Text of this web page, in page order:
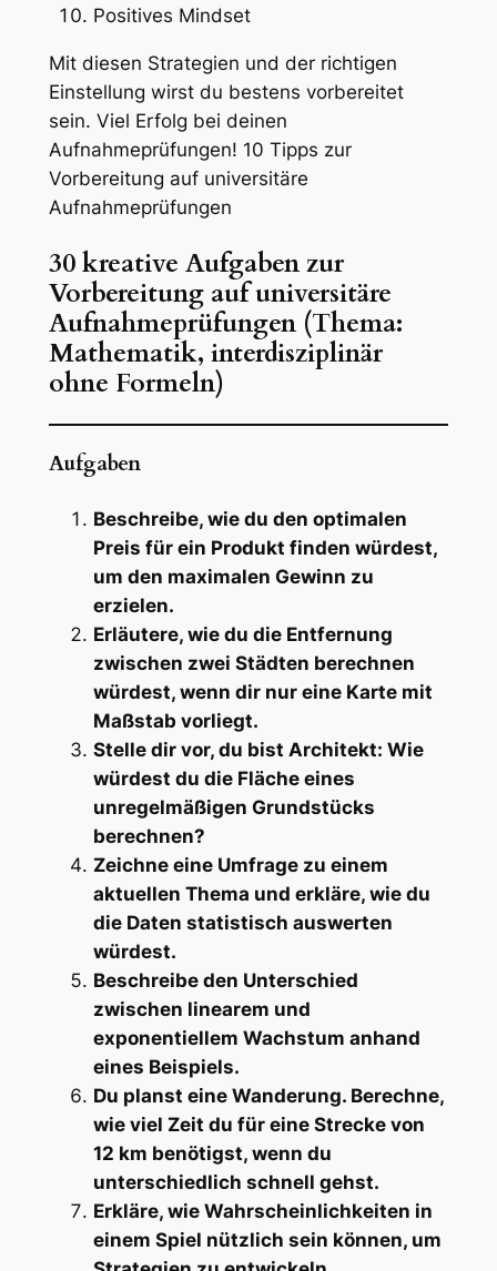
Positives Mindset
Mit diesen Strategien und der richtigen
Einstellung wirst du bestens vorbereitet
sein. Viel Erfolg bei deinen
Aufnahmeprüfungen! 10 Tipps zur
Vorbereitung auf universitäre
Aufnahmeprüfungen
30 kreative Aufgaben zur
Vorbereitung auf universitäre
Aufnahmeprüfungen (Thema:
Mathematik, interdisziplinär
ohne Formeln)
Aufgaben
Beschreibe, wie du den optimalen
Preis für ein Produkt finden würdest,
um den maximalen Gewinn zu
erzielen.
Erläutere, wie du die Entfernung
zwischen zwei Städten berechnen
würdest, wenn dir nur eine Karte mit
Maßstab vorliegt.
Stelle dir vor, du bist Architekt: Wie
würdest du die Fläche eines
unregelmäßigen Grundstücks
berechnen?
Zeichne eine Umfrage zu einem
aktuellen Thema und erkläre, wie du
die Daten statistisch auswerten
würdest.
Beschreibe den Unterschied
zwischen linearem und
exponentiellem Wachstum anhand
eines Beispiels.
Du planst eine Wanderung. Berechne,
wie viel Zeit du für eine Strecke von
12 km benötigst, wenn du
unterschiedlich schnell gehst.
Erkläre, wie Wahrscheinlichkeiten in
einem Spiel nützlich sein können, um